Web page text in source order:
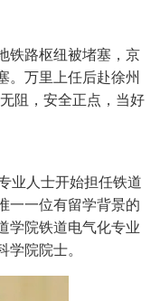
铁路枢纽被堵塞，京
。万里上任后赴徐州
阻，安全正点，当好
业人士开始担任铁道
一一位有留学背景的
学院铁道电气化专业
学院院士。